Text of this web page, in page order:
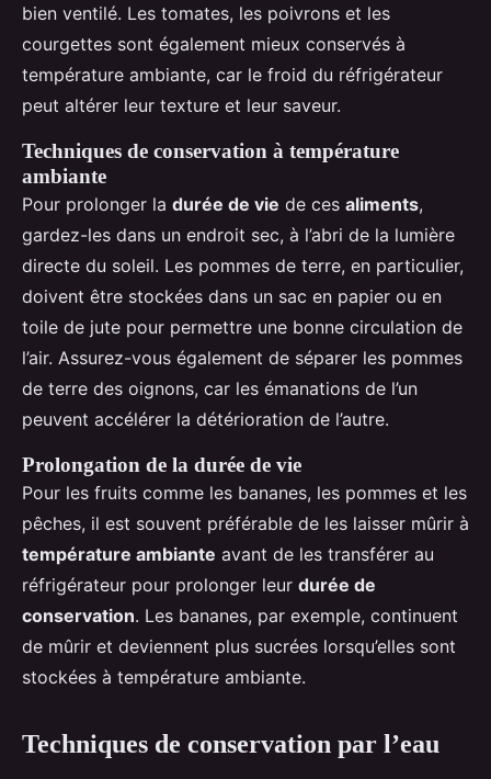
bien ventilé. Les tomates, les poivrons et les
courgettes sont également mieux conservés à
température ambiante, car le froid du réfrigérateur
peut altérer leur texture et leur saveur.
Techniques de conservation à température
ambiante
Pour prolonger la durée de vie de ces aliments,
gardez-les dans un endroit sec, à l’abri de la lumière
directe du soleil. Les pommes de terre, en particulier,
doivent être stockées dans un sac en papier ou en
toile de jute pour permettre une bonne circulation de
l’air. Assurez-vous également de séparer les pommes
de terre des oignons, car les émanations de l’un
peuvent accélérer la détérioration de l’autre.
Prolongation de la durée de vie
Pour les fruits comme les bananes, les pommes et les
pêches, il est souvent préférable de les laisser mûrir à
température ambiante avant de les transférer au
réfrigérateur pour prolonger leur durée de
conservation. Les bananes, par exemple, continuent
de mûrir et deviennent plus sucrées lorsqu’elles sont
stockées à température ambiante.
Techniques de conservation par l’eau